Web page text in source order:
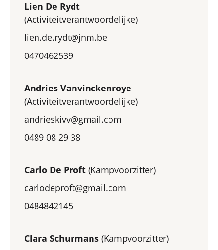
Lien De Rydt
(Activiteitverantwoordelijke)
lien.de.rydt@jnm.be
0470462539
Andries Vanvinckenroye
(Activiteitverantwoordelijke)
andrieskivv@gmail.com
0489 08 29 38
Carlo De Proft (Kampvoorzitter)
carlodeproft@gmail.com
0484842145
Clara Schurmans (Kampvoorzitter)